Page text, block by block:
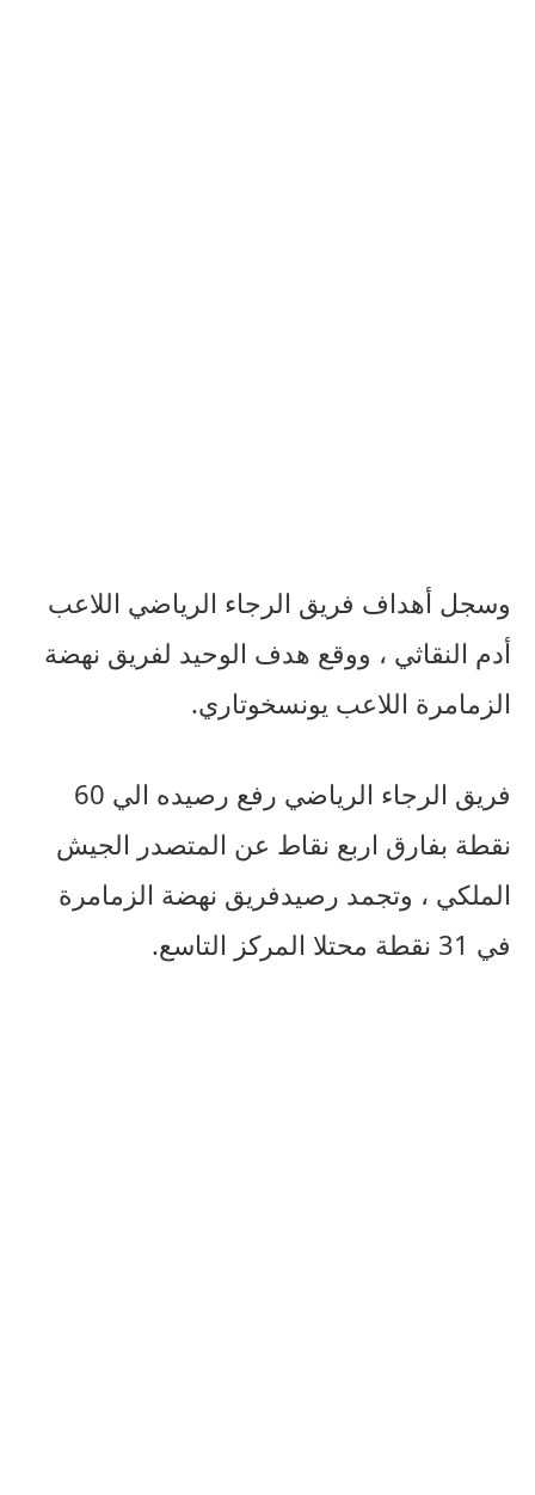
وسجل أهداف فريق الرجاء الرياضي اللاعب
أدم النقاثي ، ووقع هدف الوحيد لفريق نهضة
الزمامرة اللاعب يونسخوتاري.
فريق الرجاء الرياضي رفع رصيده الي
نقطة بفارق اربع نقاط عن المتصدر الجيش
الملكي ، وتجمد رصيدفريق نهضة الزمامرة
في
نقطة محتلا المركز التاسع.